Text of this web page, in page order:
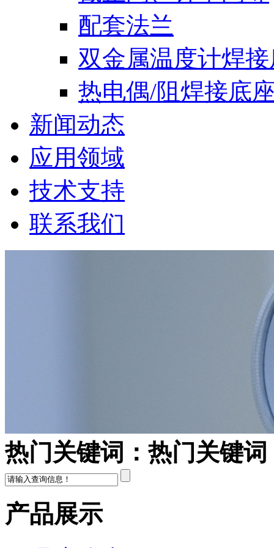
配套法兰
双金属温度计焊
热电偶/阻焊接底
新闻动态
应用领域
技术支持
联系我们
热门关键词： 热门关键词
产品展示